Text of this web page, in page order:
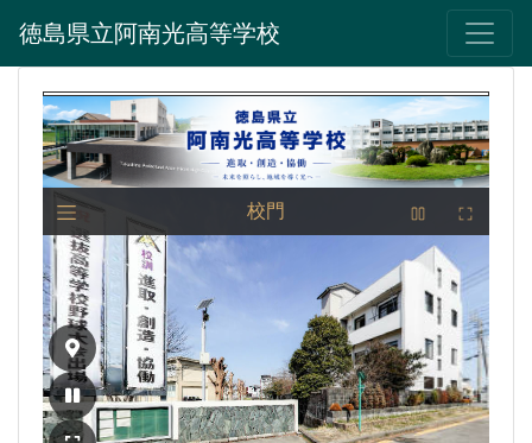
徳島県立阿南光高等学校